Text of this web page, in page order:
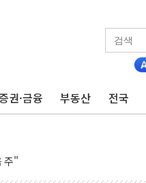
권·금융 부동산 전국
최고치
명" 요구
망 우세
제동